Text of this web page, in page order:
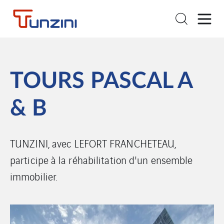
TOURS PASCAL A
& B
TUNZINI, avec LEFORT FRANCHETEAU,
participe à la réhabilitation d'un ensemble
immobilier.